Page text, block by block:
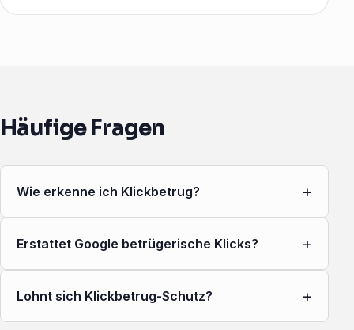
Häufige Fragen
Wie erkenne ich Klickbetrug? +
Erstattet Google betrügerische Klicks? +
Lohnt sich Klickbetrug-Schutz? +